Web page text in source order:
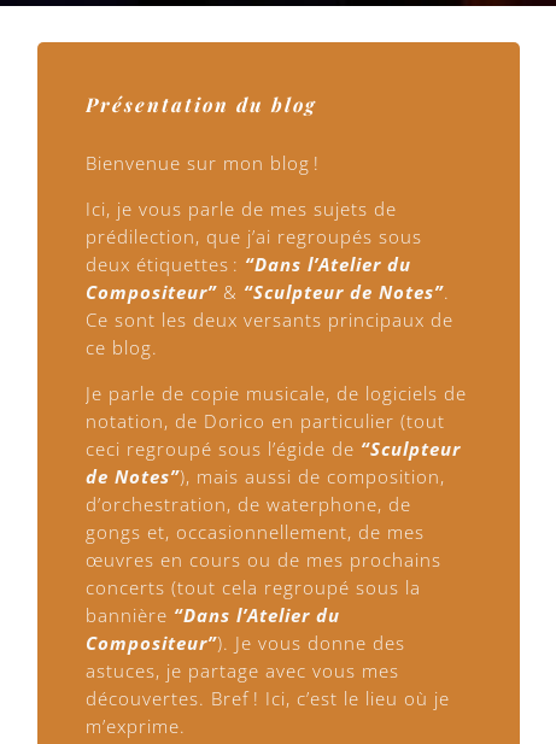
Présentation du blog
Bienvenue sur mon blog !
Ici, je vous parle de mes sujets de
prédilection, que j’ai regroupés sous
deux étiquettes : “Dans l’Atelier du
Compositeur” & “Sculpteur de Notes”.
Ce sont les deux versants principaux de
ce blog.
Je parle de copie musicale, de logiciels de
notation, de Dorico en particulier (tout
ceci regroupé sous l’égide de “Sculpteur
de Notes”), mais aussi de composition,
d’orchestration, de waterphone, de
gongs et, occasionnellement, de mes
œuvres en cours ou de mes prochains
concerts (tout cela regroupé sous la
bannière “Dans l’Atelier du
Compositeur”). Je vous donne des
astuces, je partage avec vous mes
découvertes. Bref ! Ici, c’est le lieu où je
m’exprime.